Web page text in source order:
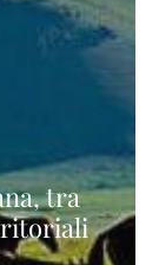
tra